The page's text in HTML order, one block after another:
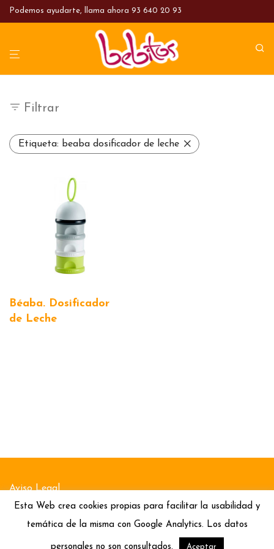
Podemos ayudarte, llama ahora 93 640 20 93
Filtrar
Etiqueta: beaba dosificador de leche
Béaba. Dosificador
de Leche
Aviso Legal
Esta Web crea cookies propias para facilitar la usabilidad y
temática de la misma con Google Analytics. Los datos
personales no son consultados. Aceptar